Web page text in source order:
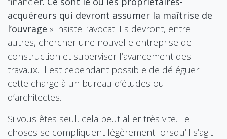
acquéreurs qui devront assumer la maîtrise de
l’ouvrage » insiste l’avocat. Ils devront, entre
autres, chercher une nouvelle entreprise de
construction et superviser l’avancement des
travaux. Il est cependant possible de déléguer
cette charge à un bureau d’études ou
d’architectes.
Si vous êtes seul, cela peut aller très vite. Le
choses se compliquent légèrement lorsqu’il s’agit